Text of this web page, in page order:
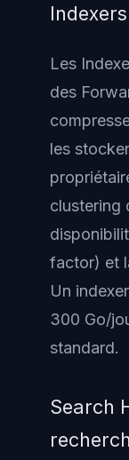
Les
des
les
clustering
factor) et
Un
300 Go/
standard.
Search